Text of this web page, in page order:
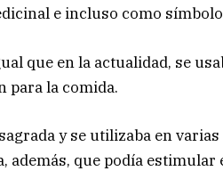
e incluso como
que en la actualidad, se
para la comida.
y se utilizaba en
además, que podía estimular